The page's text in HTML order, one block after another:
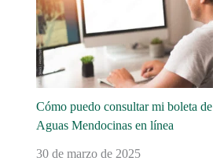
Cómo puedo consultar mi boleta de
Aguas Mendocinas en línea
30 de marzo de 2025